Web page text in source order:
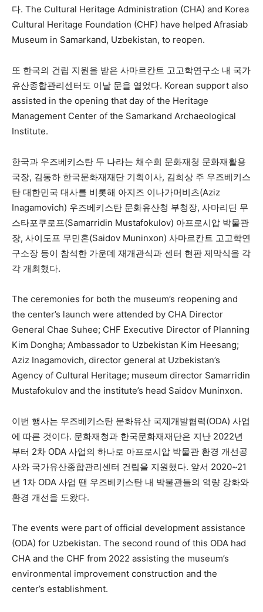
다. The Cultural Heritage Administration (CHA) and Korea
Cultural Heritage Foundation (CHF) have helped Afrasiab
Museum in Samarkand, Uzbekistan, to reopen.
또 한국의 건립 지원을 받은 사마르칸트 고고학연구소 내 국가
유산종합관리센터도 이날 문을 열었다. Korean support also
assisted in the opening that day of the Heritage
Management Center of the Samarkand Archaeological
Institute.
한국과 우즈베키스탄 두 나라는 채수희 문화재청 문화재활용
국장, 김동하 한국문화재재단 기획이사, 김희상 주 우즈베키스
탄 대한민국 대사를 비롯해 아지즈 이나가머비츠(Aziz
Inagamovich) 우즈베키스탄 문화유산청 부청장, 사마리딘 무
스타포쿠로프(Samarridin Mustafokulov) 아프로시압 박물관
장, 사이도프 무민혼(Saidov Muninxon) 사마르칸트 고고학연
구소장 등이 참석한 가운데 재개관식과 센터 현판 제막식을 각
각 개최했다.
The ceremonies for both the museum’s reopening and
the center’s launch were attended by CHA Director
General Chae Suhee; CHF Executive Director of Planning
Kim Dongha; Ambassador to Uzbekistan Kim Heesang;
Aziz Inagamovich, director general at Uzbekistan’s
Agency of Cultural Heritage; museum director Samarridin
Mustafokulov and the institute’s head Saidov Muninxon.
이번 행사는 우즈베키스탄 문화유산 국제개발협력(ODA) 사업
에 따른 것이다. 문화재청과 한국문화재재단은 지난 2022년
부터 2차 ODA 사업의 하나로 아프로시압 박물관 환경 개선공
사와 국가유산종합관리센터 건립을 지원했다. 앞서 2020~21
년 1차 ODA 사업 땐 우즈베키스탄 내 박물관들의 역량 강화와
환경 개선을 도왔다.
The events were part of official development assistance
(ODA) for Uzbekistan. The second round of this ODA had
CHA and the CHF from 2022 assisting the museum’s
environmental improvement construction and the
center’s establishment.